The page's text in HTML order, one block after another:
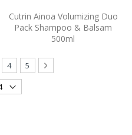
Cutrin Ainoa Volumizing Duo
Pack Shampoo & Balsam
500ml
reading page
Page
4 Page
5 Page
Nästa